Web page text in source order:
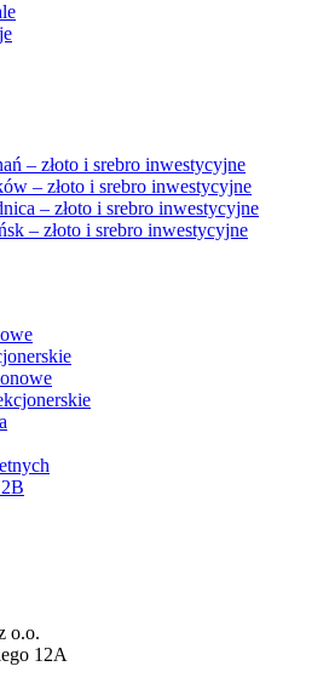
– złoto i srebro inwestycyjne
– złoto i srebro inwestycyjne
– złoto i srebro inwestycyjne
– złoto i srebro inwestycyjne
o.o.
12A